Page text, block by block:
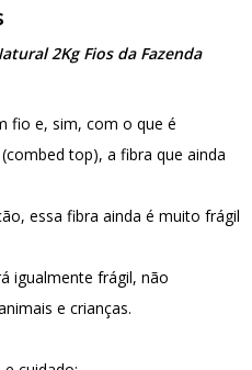
2Kg Fios da Fazenda
fio e, sim, com o que é
top), a fibra que ainda
essa fibra ainda é muito frágil
igualmente frágil, não
e crianças.